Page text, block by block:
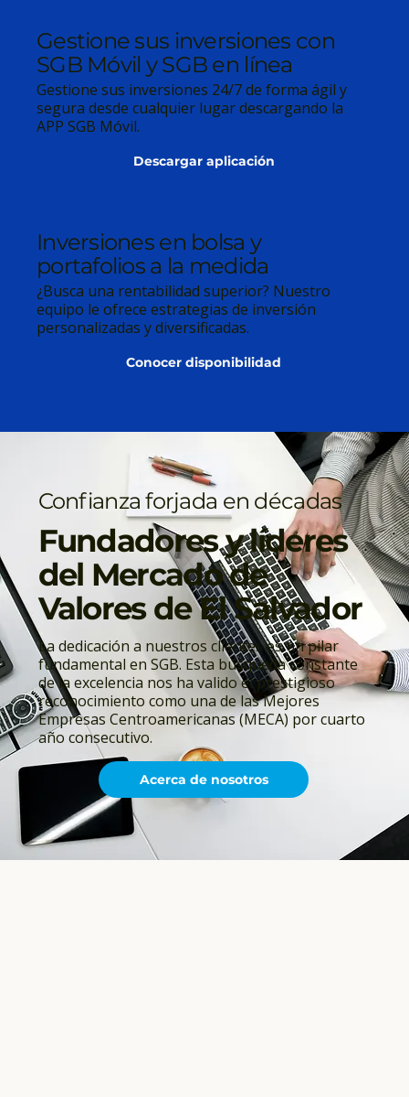
Gestione sus inversiones con
SGB Móvil y SGB en línea
Gestione sus inversiones 24/7 de forma ágil y
segura desde cualquier lugar descargando la
APP SGB Móvil.
Descargar aplicación
Inversiones en bolsa y
portafolios a la medida
¿Busca una rentabilidad superior? Nuestro
equipo le ofrece estrategias de inversión
personalizadas y diversificadas.
Conocer disponibilidad
Confianza forjada en décadas
Fundadores y líderes
del Mercado de
Valores de El Salvador
La dedicación a nuestros clientes es un pilar
fundamental en SGB. Esta búsqueda constante
de la excelencia nos ha valido el prestigioso
reconocimiento como una de las Mejores
Empresas Centroamericanas (MECA) por cuarto
año consecutivo.
Acerca de nosotros